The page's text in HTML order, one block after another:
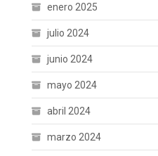
enero 2025
julio 2024
junio 2024
mayo 2024
abril 2024
marzo 2024